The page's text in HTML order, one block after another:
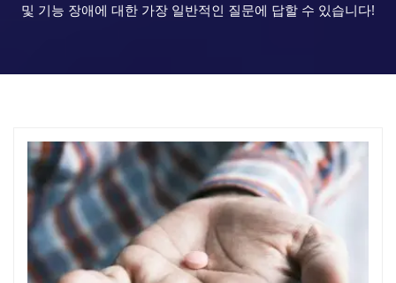
및 기능 장애에 대한 가장 일반적인 질문에 답할 수 있습니다!